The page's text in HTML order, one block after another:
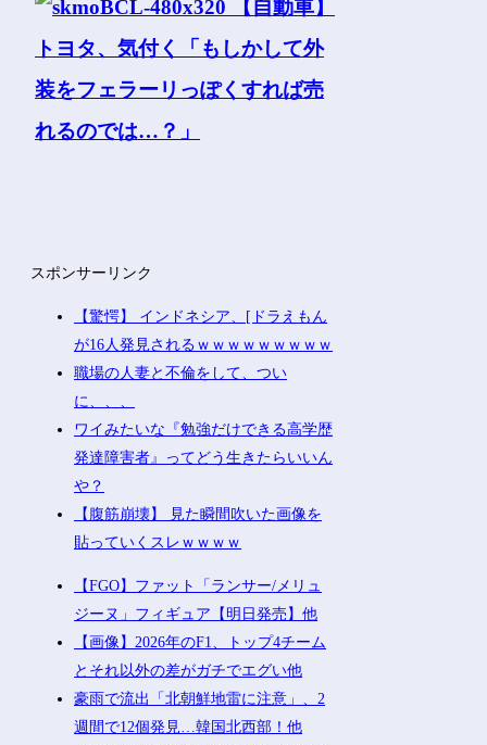
スポンサーリンク
【驚愕】 インドネシア、[ドラえもん
が16人発見されるｗｗｗｗｗｗｗｗｗ
職場の人妻と不倫をして、つい
に、、、
ワイみたいな『勉強だけできる高学歴
発達障害者』ってどう生きたらいいん
や？
【腹筋崩壊】 見た瞬間吹いた画像を
貼っていくスレｗｗｗｗ
【FGO】ファット「ランサー/メリュ
ジーヌ」フィギュア【明日発売】他
【画像】2026年のF1、トップ4チーム
とそれ以外の差がガチでエグい他
豪雨で流出「北朝鮮地雷に注意」、2
週間で12個発見…韓国北西部！他